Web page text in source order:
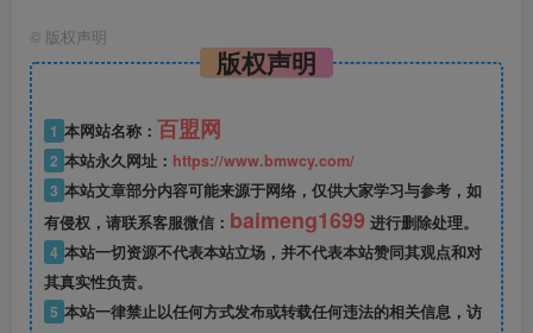
© 版权声明
版权声明
1 本网站名称： 百盟网
2 本站永久网址： https://www.bmwcy.com/
3 本站文章部分内容可能来源于网络，仅供大家学习与参考，如
有侵权，请联系客服微信： baimeng1699 进行删除处理。
4 本站一切资源不代表本站立场，并不代表本站赞同其观点和对
其真实性负责。
5 本站一律禁止以任何方式发布或转载任何违法的相关信息，访